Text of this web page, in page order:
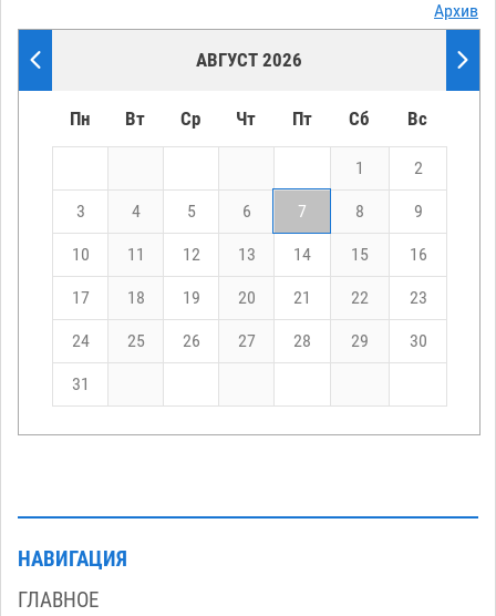
Архив
АВГУСТ 2026
Пн Вт Ср Чт Пт Сб Вс
1 2
3 4 5 6 7 8 9
10 11 12 13 14 15 16
17 18 19 20 21 22 23
24 25 26 27 28 29 30
31
НАВИГАЦИЯ
ГЛАВНОЕ